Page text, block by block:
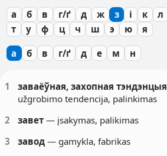
а б в г/ґ д ж з і к л
т
у ф ц ч ш э ю я
а б в г/ґ д е м н
1 заваёўная, захопная тэндэнцыя
užgrobimo tendencija, palinkimas
2
завет — įsakymas, palikimas
3
завод — gamykla, fabrikas